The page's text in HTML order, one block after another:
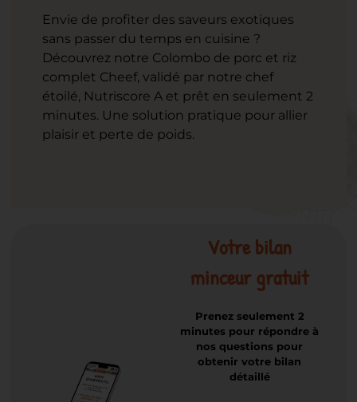
Envie de profiter des saveurs exotiques
sans passer du temps en cuisine ?
Découvrez notre Colombo de porc et riz
complet Cheef, validé par notre chef
étoilé, Nutriscore A et prêt en seulement 2
minutes. Une solution pratique pour allier
plaisir et perte de poids.
Votre bilan
minceur gratuit
Prenez seulement 2
minutes pour répondre à
nos questions pour
obtenir votre bilan
détaillé